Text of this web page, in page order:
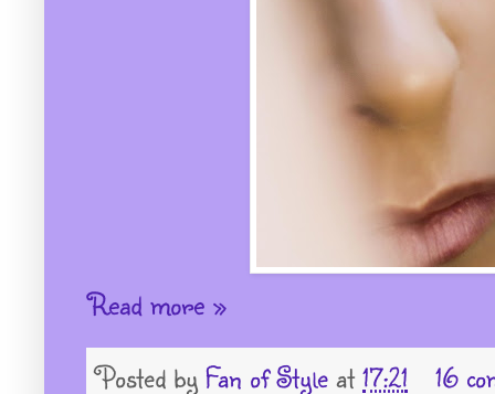
Read more »
Posted by Fan of Style at 17:21 16